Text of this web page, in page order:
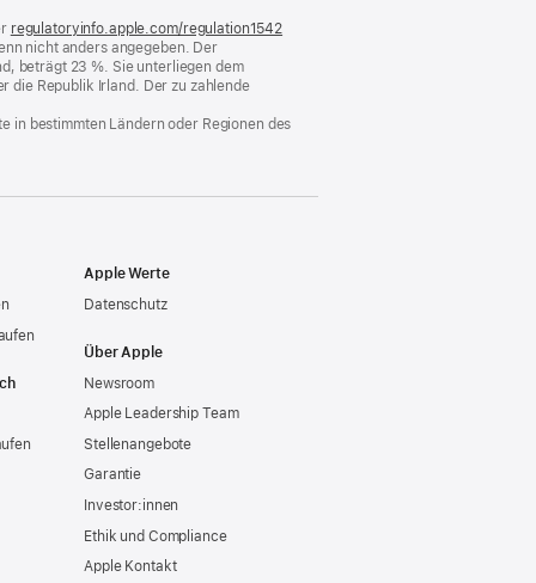
regulatoryinfo.apple.com/regulation1542
nicht anders angegeben. Der
beträgt 23 %. Sie unterliegen dem
die Republik Irland. Der zu zahlende
in bestimmten Ländern oder Regionen des
Apple Werte
Datenschutz
Über Apple
Newsroom
Apple Leadership Team
Stellenangebote
Garantie
Investor:innen
Ethik und Compliance
Apple Kontakt